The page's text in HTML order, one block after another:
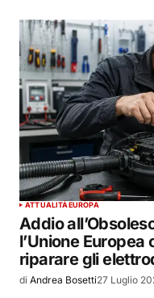
ATTUALITÀEUROPA
Addio
l’Unione
riparare gli
di Andrea Bosetti27 Luglio